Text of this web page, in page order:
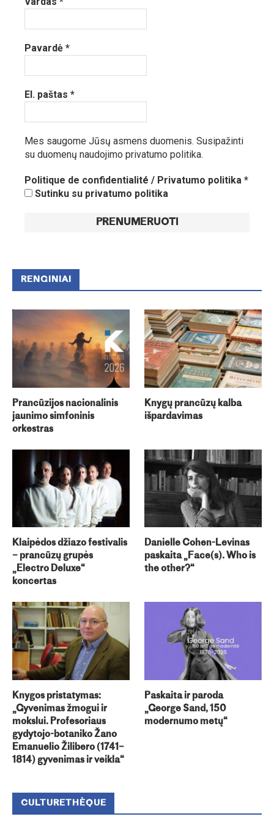
Pavardė *
El. paštas *
Mes saugome Jūsų asmens duomenis. Susipažinti
su duomenų naudojimo privatumo politika.
Politique de confidentialité / Privatumo politika *
Sutinku su privatumo politika
RENGINIAI
Prancūzijos nacionalinis
jaunimo simfoninis
orkestras
Knygų prancūzų kalba
išpardavimas
Klaipėdos džiazo festivalis
– prancūzų grupės
„Electro Deluxe“
koncertas
Danielle Cohen-Levinas
paskaita „Face(s). Who is
the other?“
Knygos pristatymas:
„Gyvenimas žmogui ir
mokslui. Profesoriaus
gydytojo-botaniko Žano
Emanuelio Žilibero (1741–
1814) gyvenimas ir veikla“
Paskaita ir paroda
„George Sand, 150
modernumo metų“
CULTURETHÈQUE